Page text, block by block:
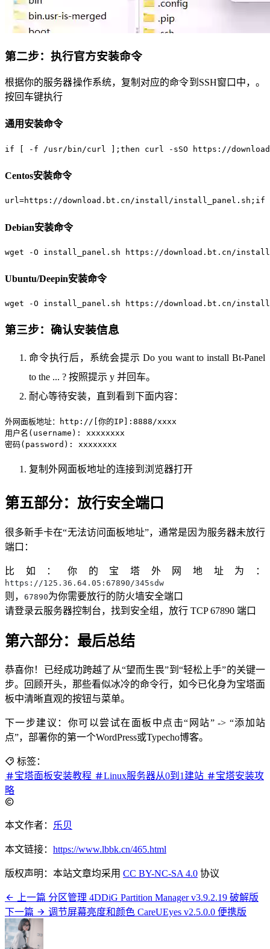
第二步：执行官方安装命令
根据你的服务器操作系统，复制对应的命令到SSH窗口中，。
按回车键执行
通用安装命令
if [ -f /usr/bin/curl ];then curl -sSO https://
Centos安装命令
url=https://download.bt.cn/install/
Debian安装命令
wget -O install_panel.sh https://download.bt.cn/
Ubuntu/Deepin安装命令
wget -O install_panel.sh https://download.bt.cn/
第三步：确认安装信息
命令执行后，系统会提示 Do you want to install Bt-Panel
to the ... ? 按照提示 y 并回车。
耐心等待安装，直到看到下面内容：
外网面板地址：http://[你的IP]:8888/xxxx
用户名(username): xxxxxxxx
密码(password): xxxxxxxx
复制外网面板地址的连接到浏览器打开
第五部分：放行安全端口
很多新手卡在“无法访问面板地址”，通常是因为服务器未放行
端口：
比如：你的宝塔外网地址为：
https://125.36.64.05:67890/345sdw
则， 67890为你需要放行的防火墙安全端口
请登录云服务器控制台，找到安全组，放行 TCP 67890 端口
第六部分：最后总结
恭喜你！已经成功跨越了从“望而生畏”到“轻松上手”的关键一
步。回顾开头，那些看似冰冷的命令行，如今已化身为宝塔面
板中清晰直观的按钮与菜单。
下一步建议：你可以尝试在面板中点击“网站” -> “添加站
点”，部署你的第一个WordPress或Typecho博客。
标签：
宝塔面板安装教程
Linux服务器从0到1建站
宝塔安装攻
略
本文作者： 乐贝
本文链接： https://www.lbbk.cn/465.html
版权声明：本站文章均采用 CC BY-NC-SA 4.0 协议
上一篇 分区管理 4DDiG Partition Manager v3.9.2.19 破解版
下一篇
调节屏幕亮度和颜色 CareUEyes v2.5.0.0 便携版